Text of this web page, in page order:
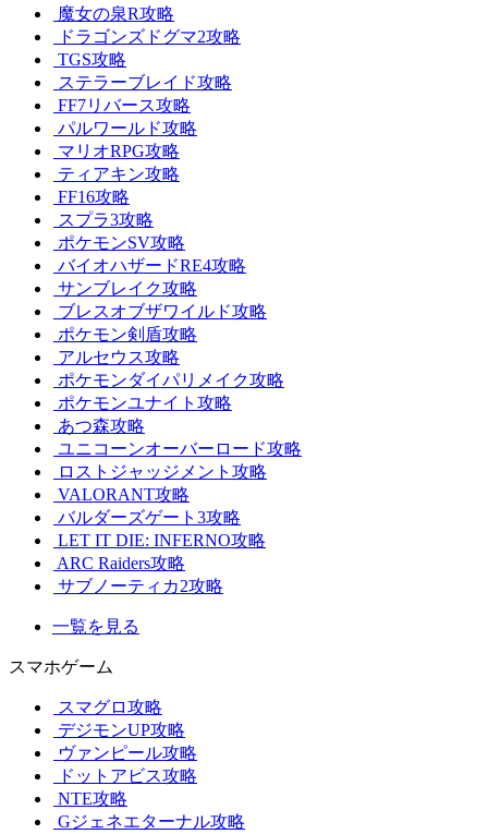
魔女の泉R攻略
ドラゴンズドグマ2攻略
TGS攻略
ステラーブレイド攻略
FF7リバース攻略
パルワールド攻略
マリオRPG攻略
ティアキン攻略
FF16攻略
スプラ3攻略
ポケモンSV攻略
バイオハザードRE4攻略
サンブレイク攻略
ブレスオブザワイルド攻略
ポケモン剣盾攻略
アルセウス攻略
ポケモンダイパリメイク攻略
ポケモンユナイト攻略
あつ森攻略
ユニコーンオーバーロード攻略
ロストジャッジメント攻略
VALORANT攻略
バルダーズゲート3攻略
LET IT DIE: INFERNO攻略
ARC Raiders攻略
サブノーティカ2攻略
一覧を見る
スマホゲーム
スマグロ攻略
デジモンUP攻略
ヴァンピール攻略
ドットアビス攻略
NTE攻略
Gジェネエターナル攻略